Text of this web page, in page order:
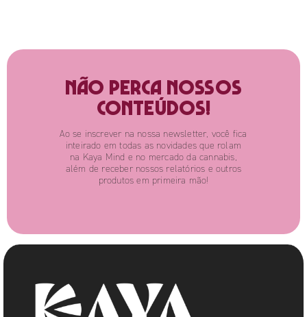
Não perca nossos
conteúdos!
Ao se inscrever na nossa newsletter, você fica
inteirado em todas as novidades que rolam
na Kaya Mind e no mercado da cannabis,
além de receber nossos relatórios e outros
produtos em primeira mão!